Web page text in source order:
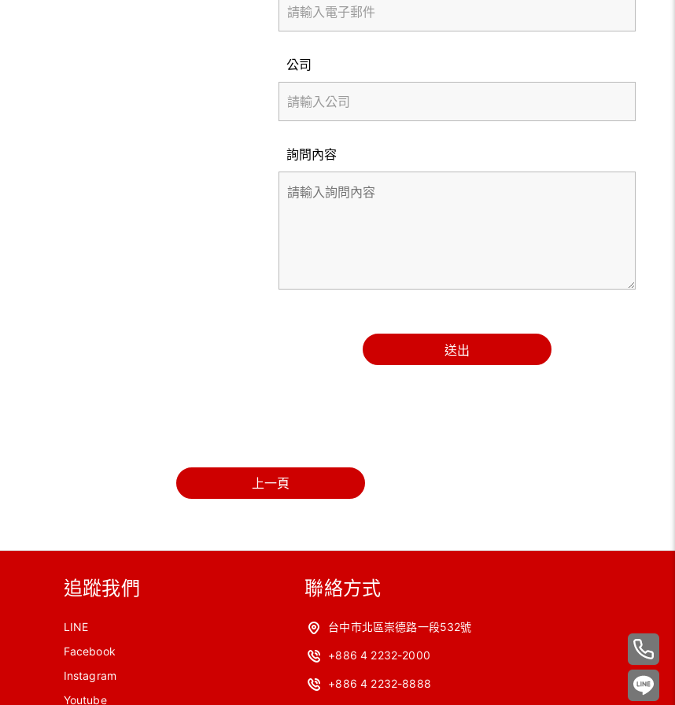
公司
詢問內容
送出
上一頁
追蹤我們
LINE
Facebook
Instagram
Youtube
聯絡方式
台中市北區崇德路一段532號
+886 4 2232-2000
+886 4 2232-8888